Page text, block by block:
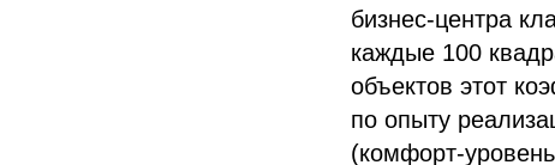
бизнес-центра
каждые 100
объектов этот
по опыту
(комфорт-